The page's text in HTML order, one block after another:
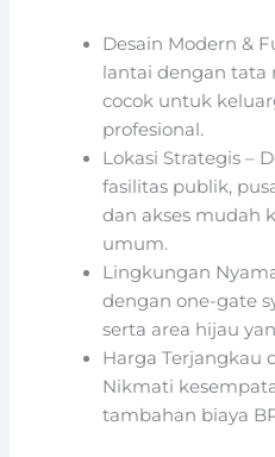
Desain Modern &
lantai dengan tata
cocok untuk
profesional.
Lokasi Strategis –
fasilitas publik,
dan akses mudah
umum.
Lingkungan
dengan one-gate
serta area hijau
Harga Terjangkau
Nikmati
tambahan biaya